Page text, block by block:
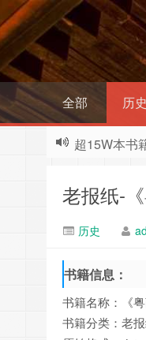
全部 历史
超15W本书
老报纸-
历史
书籍信息：
书籍名称：《
书籍分类：老